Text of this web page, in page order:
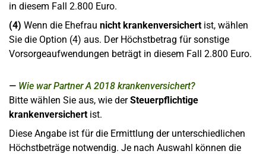
in diesem Fall 2.800 Euro.
(4) Wenn die Ehefrau nicht krankenversichertist, wählen
Sie die Option (4) aus. Der Höchstbetrag für sonstige
Vorsorgeaufwendungen beträgt in diesem Fall 2.800 Euro.
Wie war Partner A 2018 krankenversichert?
Bitte wählen Sie aus, wie derSteuerpflichtige
krankenversichertist.
Diese Angabe ist für die Ermittlung der unterschiedlichen
Höchstbeträge notwendig. Je nach Auswahl können die